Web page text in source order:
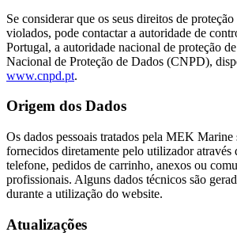
Se considerar que os seus direitos de
violados, pode contactar a autoridade de
Portugal, a autoridade nacional de proteção
Nacional de Proteção de Dados (CNPD),
www.cnpd.pt.
Origem dos Dados
Os dados pessoais tratados pela MEK Marine
fornecidos diretamente pelo utilizador através
telefone, pedidos de carrinho, anexos ou
profissionais. Alguns dados técnicos são
durante a utilização do website.
Atualizações